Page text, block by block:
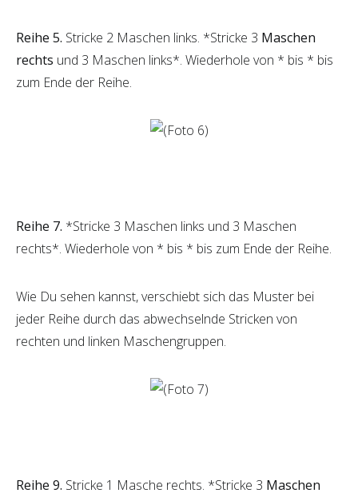
Reihe 5. Stricke 2 Maschen links. *Stricke 3 Maschen
rechts und 3 Maschen links*. Wiederhole von * bis * bis
zum Ende der Reihe.
Reihe 7. *Stricke 3 Maschen links und 3 Maschen
rechts*. Wiederhole von * bis * bis zum Ende der Reihe.
Wie Du sehen kannst, verschiebt sich das Muster bei
jeder Reihe durch das abwechselnde Stricken von
rechten und linken Maschengruppen.
Reihe 9. Stricke 1 Masche rechts. *Stricke 3 Maschen